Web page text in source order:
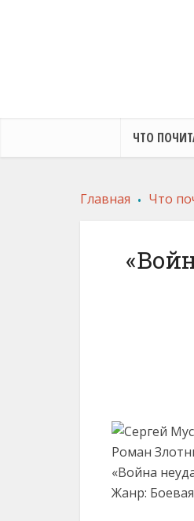
ЧТО
Главная . Что
Жанр: